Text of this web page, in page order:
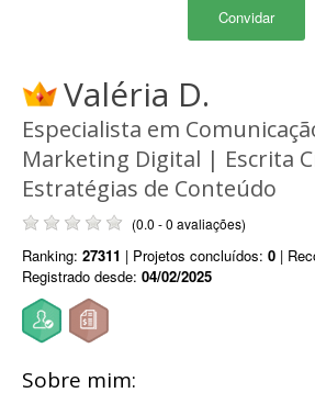
Convidar
Valéria D.
Especialista em
Marketing Digital | Escrita
Estratégias de Conteúdo
(0.0 - 0 avaliações)
Ranking: 27311 | Projetos concluídos: 0 |
Registrado desde: 04/02/2025
Sobre mim: